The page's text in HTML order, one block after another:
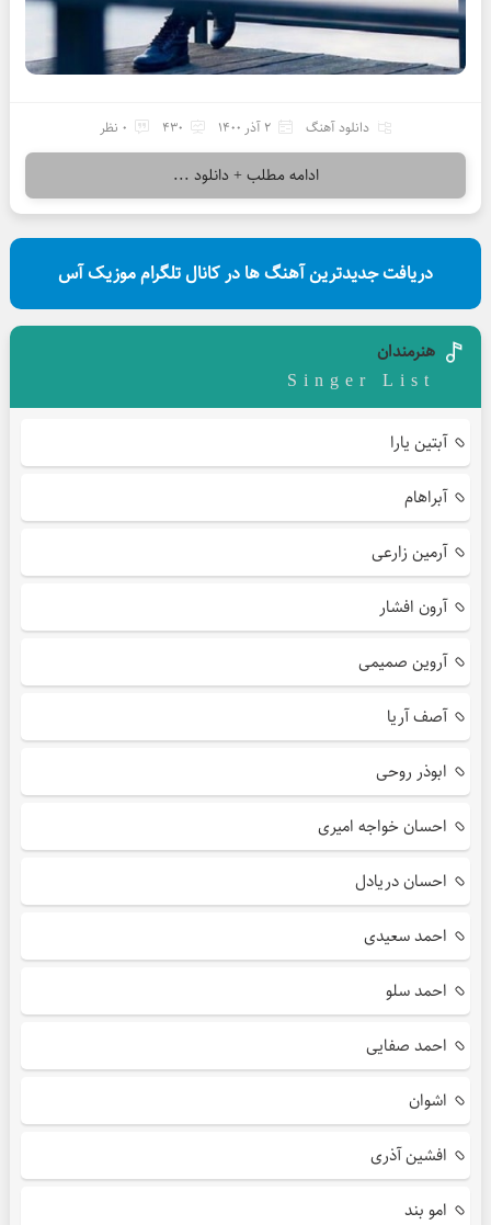
دانلود آهنگ 2 آذر 1400 430 0 نظر
ادامه مطلب + دانلود ...
دریافت جدیدترین آهنگ ها در کانال تلگرام موزیک آس
هنرمندان
Singer List
آبتین یارا
آبراهام
آرمین زارعی
آرون افشار
آروین صمیمی
آصف آریا
ابوذر روحی
احسان خواجه امیری
احسان دریادل
احمد سعیدی
احمد سلو
احمد صفایی
اشوان
افشین آذری
امو بند